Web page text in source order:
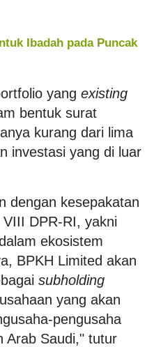
Ibadah pada Puncak
yang existing
bentuk surat
kurang dari lima
investasi yang di luar
dengan kesepakatan
DPR-RI, yakni
ekosistem
BPKH Limited akan
subholding
yang akan
pengusaha
Arab Saudi," tutur